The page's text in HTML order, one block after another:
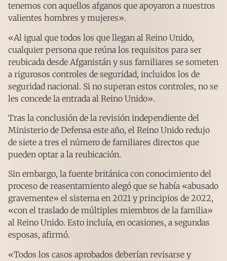
tenemos con aquellos afganos que apoyaron a nuestros
valientes hombres y mujeres».
«Al igual que todos los que llegan al Reino Unido,
cualquier persona que reúna los requisitos para ser
reubicada desde Afganistán y sus familiares se someten
a rigurosos controles de seguridad, incluidos los de
seguridad nacional. Si no superan estos controles, no se
les concede la entrada al Reino Unido».
Tras la conclusión de la revisión independiente del
Ministerio de Defensa este año, el Reino Unido redujo
de siete a tres el número de familiares directos que
pueden optar a la reubicación.
Sin embargo, la fuente británica con conocimiento del
proceso de reasentamiento alegó que se había «abusado
gravemente» el sistema en 2021 y principios de 2022,
«con el traslado de múltiples miembros de la familia»
al Reino Unido. Esto incluía, en ocasiones, a segundas
esposas, afirmó.
«Todos los casos aprobados deberían revisarse y